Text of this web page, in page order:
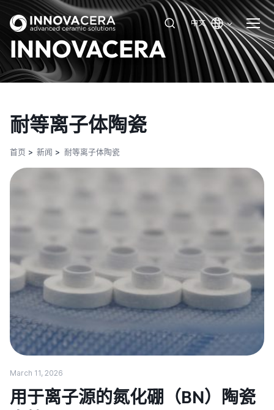
中文
INNOVACERA
耐等离子体陶瓷
首页 新闻 耐等离子体陶瓷
March 11, 2026
用于离子源的氮化硼（BN）陶瓷